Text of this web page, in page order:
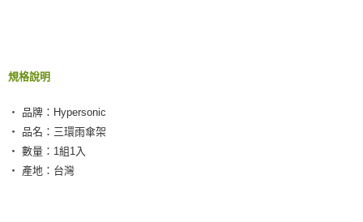
２．訂單成立數日內，您將收到繳費通知簡訊。
ATM／網路銀行／等多元方式進行付款，方視為交易完成。
購買商品的店家。未經商家同意取消之訂單仍視為有效，需透過AFTEE先享
後付繳納相關費用。
※ 交易是否成功請以「AFTEE先享後付 」之結帳頁面顯示為準，若有關於
每筆NT$55，滿NT$490(含以上)免運費
離島取貨加價40元
每筆NT$60，滿NT$800(含以上)免運費
離島取貨加價40
規格說明
‧ 品牌：Hypersonic
‧ 品名：三環雨傘架
‧ 數量：1組1入
‧ 產地：台灣